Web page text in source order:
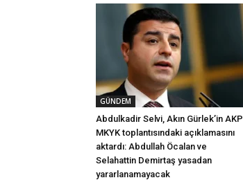
GÜNDEM
Abdulkadir Selvi, Akın Gürlek’in AKP
MKYK toplantısındaki açıklamasını
aktardı: Abdullah Öcalan ve
Selahattin Demirtaş yasadan
yararlanamayacak